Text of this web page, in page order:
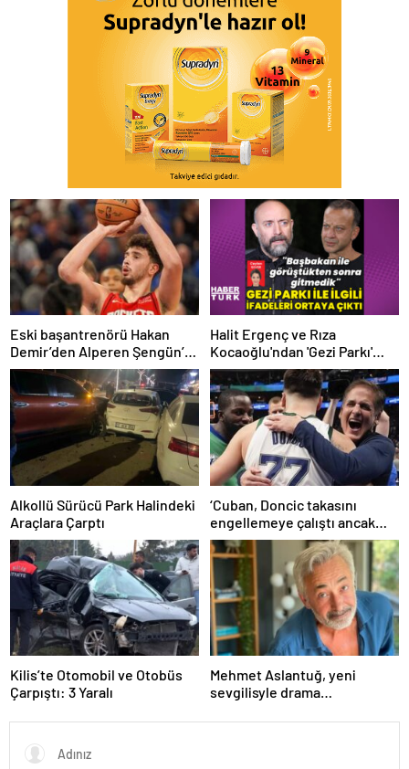
Eski başantrenörü Hakan
Demir’den Alperen Şengün’e
övgü
Halit Ergenç ve Rıza
Kocaoğlu'ndan 'Gezi Parkı'
ifadesi – Magazin haberleri
Alkollü Sürücü Park Halindeki
Araçlara Çarptı
‘Cuban, Doncic takasını
engellemeye çalıştı ancak
geç kaldı’ iddiası! NBA
Haberleri
Kilis’te Otomobil ve Otobüs
Çarpıştı: 3 Yaralı
Mehmet Aslantuğ, yeni
sevgilisyle drama
Magazin haberleri